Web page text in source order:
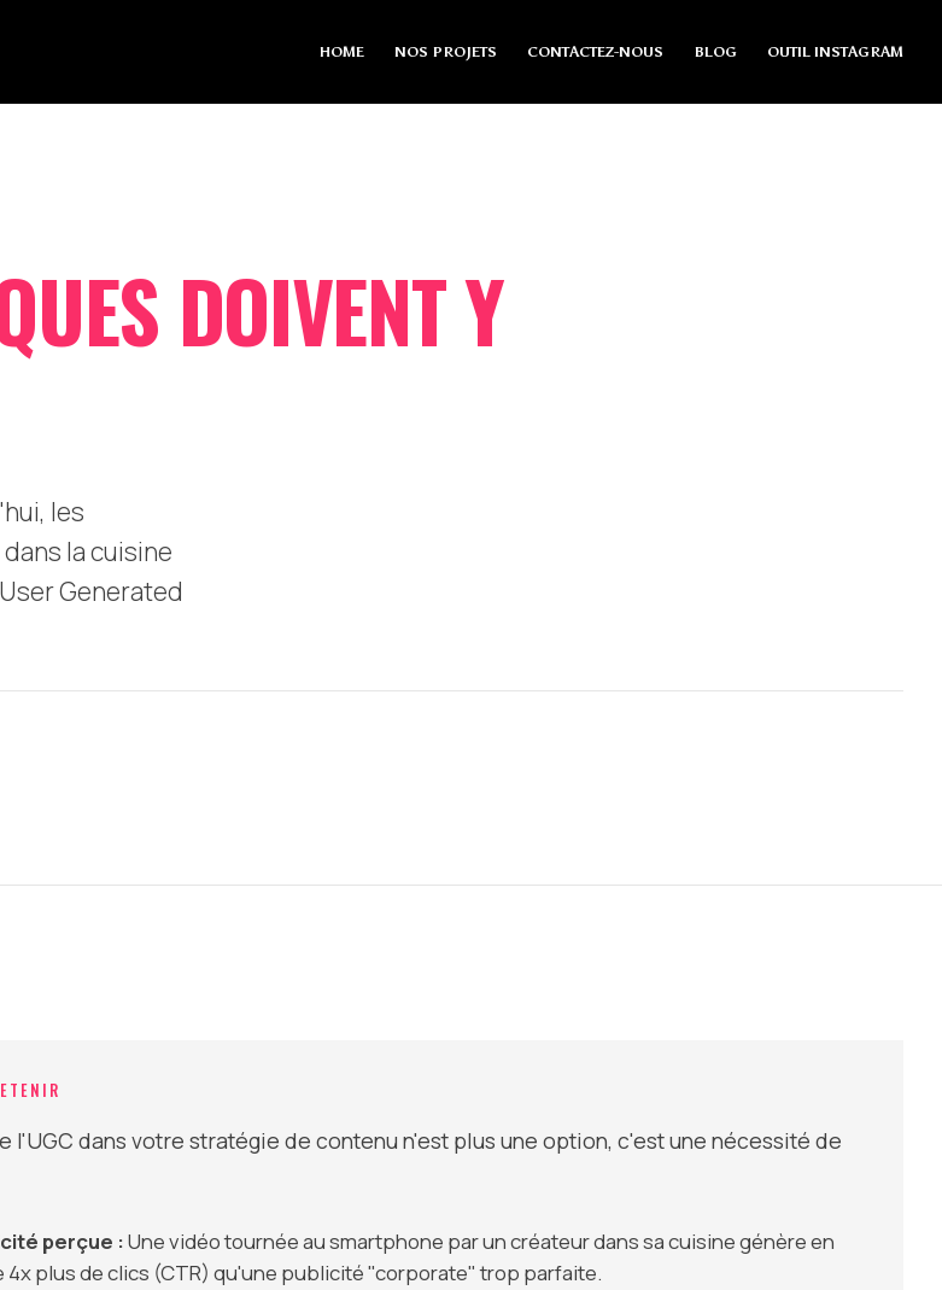
HOME NOS PROJETS CONTACTEZ-NOUS BLOG OUTIL INSTAGRAM
DOIVENT Y
les
la cuisine
Generated
l'UGC dans votre stratégie de contenu n'est plus une option, c'est une nécessité de
perçue :Une vidéo tournée au smartphone par un créateur dans sa cuisine génère en
4x plus de clics (CTR) qu'une publicité "corporate" trop parfaite.